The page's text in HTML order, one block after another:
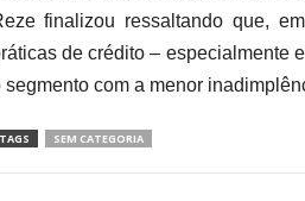
finalizou ressaltando que,
de crédito – especialmente
segmento com a menor
TAGS SEM CATEGORIA